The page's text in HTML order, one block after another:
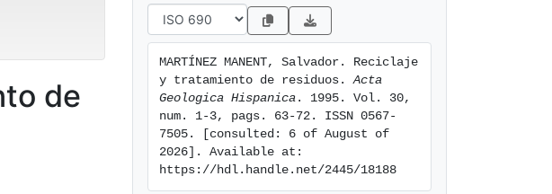
de
MARTÍNEZ MANENT, Salvador. Reciclaje
y tratamiento de residuos. Acta
Geologica Hispanica . 1995. Vol. 30,
num. 1-3, pags. 63-72. ISSN 0567-
7505. [consulted: 6 of August of
2026]. Available at:
https://hdl.handle.net/2445/18188